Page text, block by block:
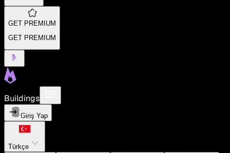
GET PREMIUM
GET PREMIUM
Buildings
Giriş Yap
Türkçe